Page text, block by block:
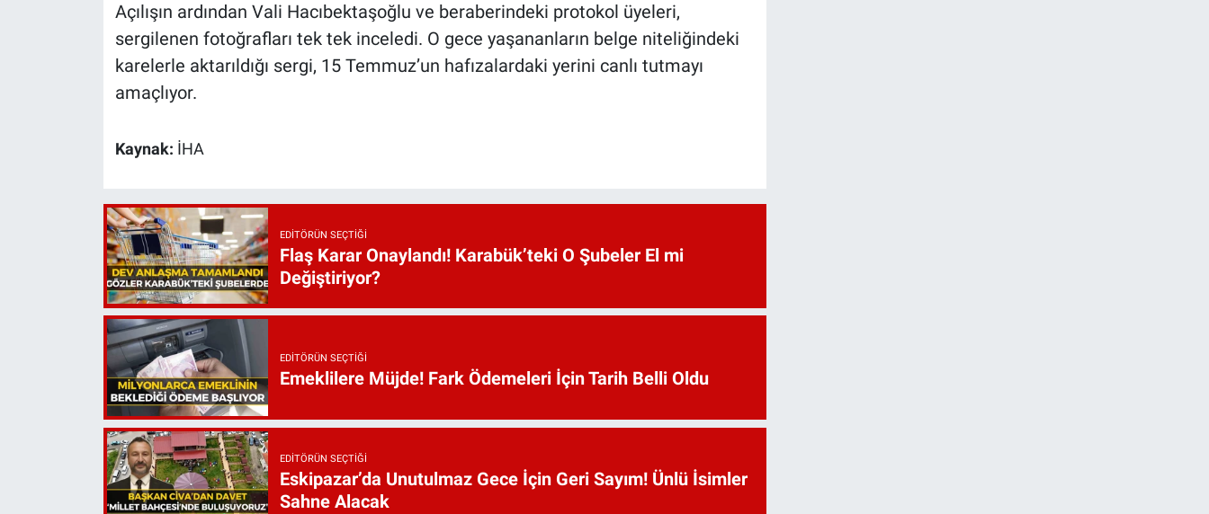
Açılışın ardından Vali Hacıbektaşoğlu ve beraberindeki protokol üyeleri,
sergilenen fotoğrafları tek tek inceledi. O gece yaşananların belge niteliğindeki
karelerle aktarıldığı sergi, 15 Temmuz’un hafızalardaki yerini canlı tutmayı
amaçlıyor.
Kaynak: İHA
EDITÖRÜN SEÇTIĞI
Flaş Karar Onaylandı! Karabük’teki O Şubeler El mi
Değiştiriyor?
EDITÖRÜN SEÇTIĞI
Emeklilere Müjde! Fark Ödemeleri İçin Tarih Belli Oldu
EDITÖRÜN SEÇTIĞI
Eskipazar’da Unutulmaz Gece İçin Geri Sayım! Ünlü İsimler
Sahne Alacak